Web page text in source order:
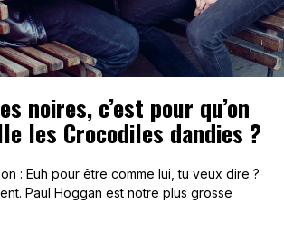
noires, c’est pour qu’on
les Crocodiles dandies ?
: Euh pour être comme lui, tu veux dire ?
Paul Hoggan est notre plus grosse